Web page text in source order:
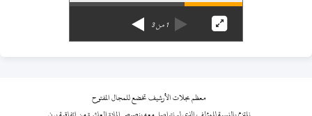
1من3
معظم مجلات الأرشيف تخضع للمجال المفتوح